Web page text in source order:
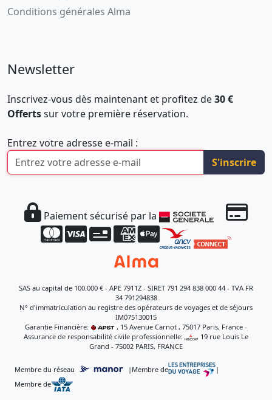
Conditions générales Alma
Newsletter
Inscrivez-vous dès maintenant et profitez de30 €
Offertssur votre première réservation.
Entrez votre adresse e-mail :
S'inscrire
Paiement sécurisé par la
SAS au capital de 100.000 € - APE 7911Z - SIRET 791 294 838 000 44 - TVA FR
34 791294838
N° d'immatriculation au registre des opérateurs de voyages et de séjours
IM075130015
Garantie Financière:
, 15 Avenue Carnot , 75017 Paris, France -
Assurance de responsabilité civile professionnelle:
, 19 rue Louis Le
Grand - 75002 PARIS, FRANCE
Membre du réseau | Membre de
|
Membre de